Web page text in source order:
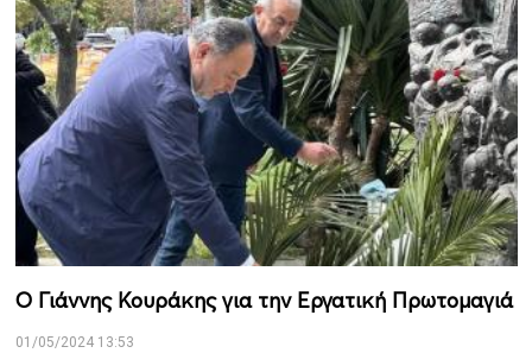
Ο Γιάννης Κουράκης για την Εργατική Πρωτομαγιά
01/05/2024 13:53